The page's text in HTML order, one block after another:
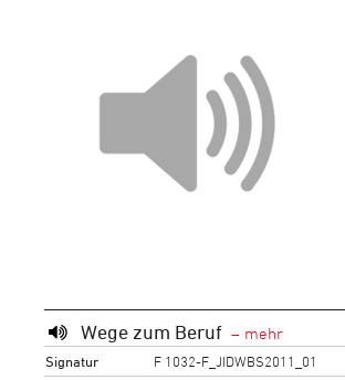
Wege zum Beruf
Signatur
F 1032-F_JIDWBS2011_01